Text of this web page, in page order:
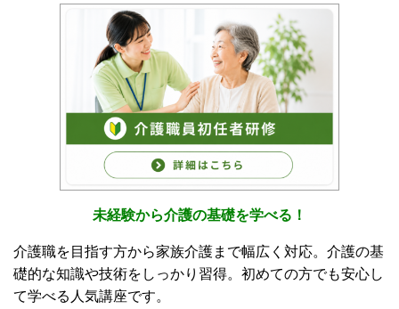
未経験から介護の基礎を学べる！
介護職を目指す方から家族介護まで幅広く対応。介護の基
礎的な知識や技術をしっかり習得。初めての方でも安心し
て学べる人気講座です。